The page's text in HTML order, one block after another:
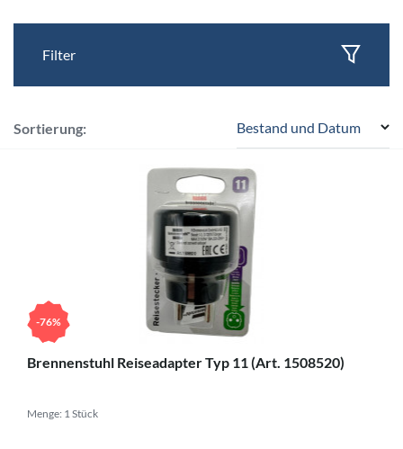
Filter
Sortierung: Bestand und Datum
-76%
Brennenstuhl Reiseadapter Typ 11 (Art. 1508520)
Menge: 1 Stück